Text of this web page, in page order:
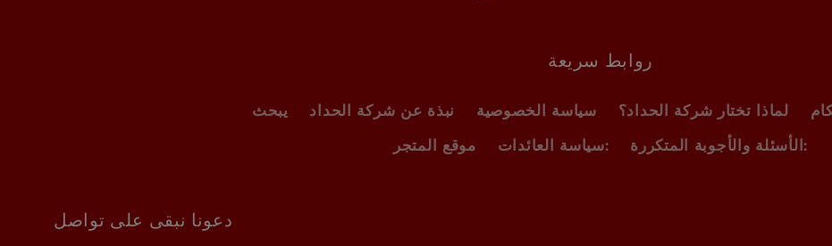
روابط سريعة
يبحث نبذة عن شركة الحداد سياسة الخصوصية لماذا تختار شركة الحداد؟
موقع المتجر
سياسة العائدات: الأسئلة والأجوبة المتكررة:
دعونا نبقى على تواصل